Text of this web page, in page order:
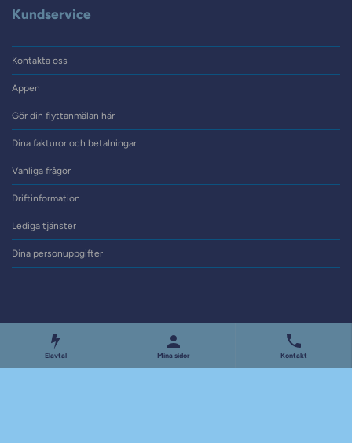
Kundservice
Kontakta oss
Appen
Gör din flyttanmälan här
Dina fakturor och betalningar
Vanliga frågor
Driftinformation
Lediga tjänster
Dina personuppgifter
Elavtal Mina sidor Kontakt